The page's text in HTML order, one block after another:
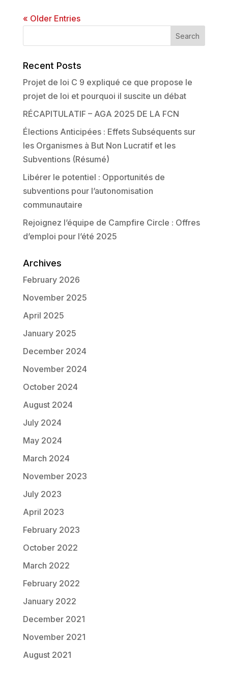
« Older Entries
Recent Posts
Projet de loi C 9 expliqué ce que propose le
projet de loi et pourquoi il suscite un débat
RÉCAPITULATIF – AGA 2025 DE LA FCN
Élections Anticipées : Effets Subséquents sur
les Organismes à But Non Lucratif et les
Subventions (Résumé)
Libérer le potentiel : Opportunités de
subventions pour l’autonomisation
communautaire
Rejoignez l’équipe de Campfire Circle : Offres
d’emploi pour l’été 2025
Archives
February 2026
November 2025
April 2025
January 2025
December 2024
November 2024
October 2024
August 2024
July 2024
May 2024
March 2024
November 2023
July 2023
April 2023
February 2023
October 2022
March 2022
February 2022
January 2022
December 2021
November 2021
August 2021